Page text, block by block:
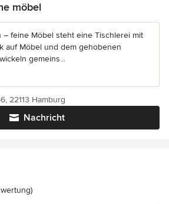
möbel
feine Möbel steht eine Tischlerei mit
auf Möbel und dem gehobenen
gemeins...
Nachricht
22113 Hamburg
5 von 5 Sternen